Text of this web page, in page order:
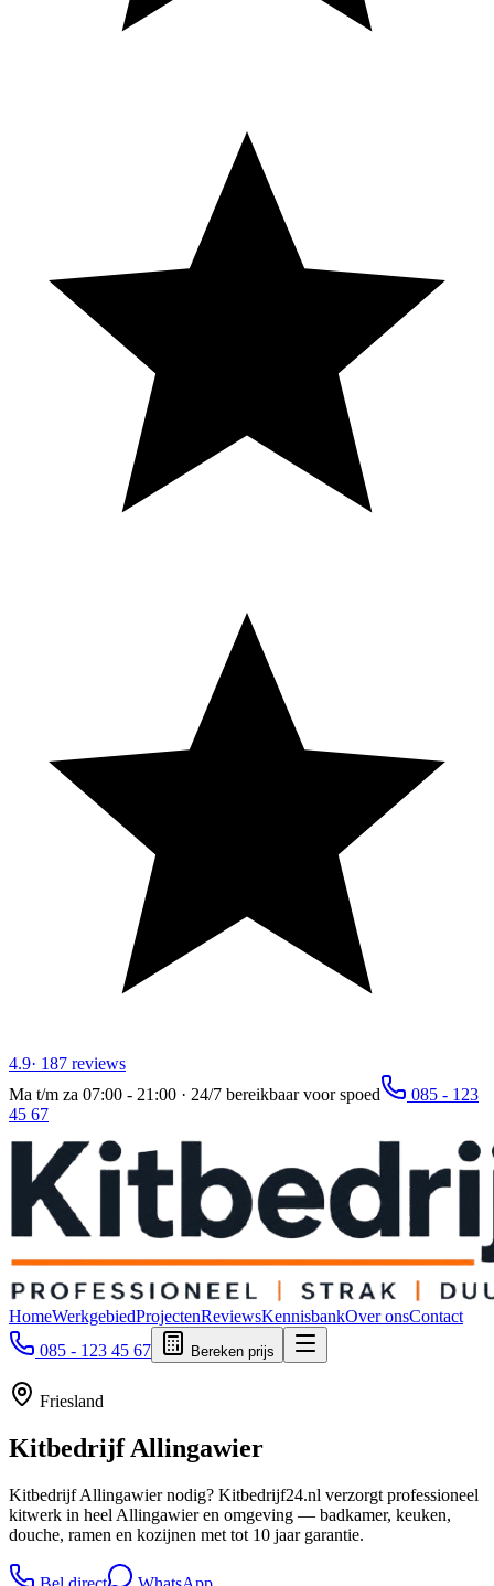
4.9· 187 reviews
Ma t/m za 07:00 - 21:00 · 24/7 bereikbaar voor spoed
085 - 123
45 67
HomeWerkgebiedProjectenReviewsKennisbankOver onsContact
085 - 123 45 67
Bereken prijs
Friesland
KitbedrijfAllingawier
Kitbedrijf Allingawier nodig? Kitbedrijf24.nl verzorgt professioneel
kitwerk in heel Allingawier en omgeving — badkamer, keuken,
douche, ramen en kozijnen met tot 10 jaar garantie.